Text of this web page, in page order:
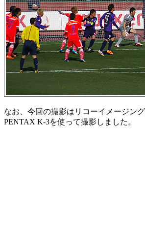
なお、今回の撮影はリコーイメージン
PENTAX K-3を使って撮影しました。